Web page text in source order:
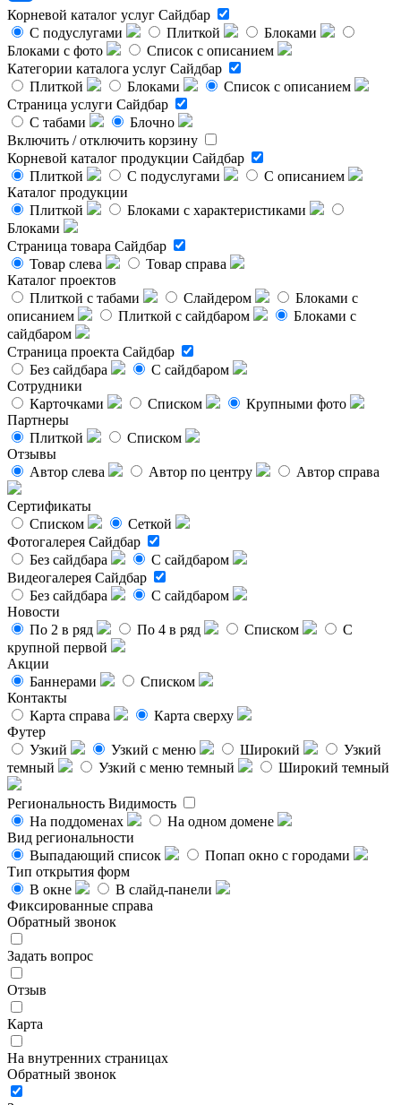
Корневой каталог услуг Сайдбар
С подуслугами
Плиткой
Блоками
Блоками с фото
Список с описанием
Категории каталога услуг Сайдбар
Плиткой
Блоками
Список с описанием
Страница услуги Сайдбар
С табами
Блочно
Включить / отключить корзину
Корневой каталог продукции Сайдбар
Плиткой
С подуслугами
С описанием
Каталог продукции
Плиткой
Блоками с характеристиками
Блоками
Страница товара Сайдбар
Товар слева
Товар справа
Каталог проектов
Плиткой с табами
Слайдером
Блоками с
описанием
Плиткой с сайдбаром
Блоками с
сайдбаром
Страница проекта Сайдбар
Без сайдбара
С сайдбаром
Сотрудники
Карточками
Списком
Крупными фото
Партнеры
Плиткой
Списком
Отзывы
Автор слева
Автор по центру Автор справа
Сертификаты
Списком
Сеткой
Фотогалерея Сайдбар
Без сайдбара
С сайдбаром
Видеогалерея Сайдбар
Без сайдбара
С сайдбаром
Новости
По 2 в ряд
По 4 в ряд Списком
С
крупной первой
Акции
Баннерами
Списком
Контакты
Карта справа
Карта сверху
Футер
Узкий
Узкий с меню Широкий
Узкий
темный
Узкий с меню темный Широкий темный
Региональность Видимость
На поддоменах
На одном домене
Вид региональности
Выпадающий список
Попап окно с городами
Тип открытия форм
В окне
В слайд-панели
Фиксированные справа
Обратный звонок
Задать вопрос
Отзыв
Карта
На внутренних страницах
Обратный звонок